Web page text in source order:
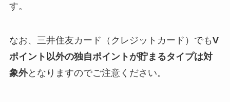
す。
なお、三井住友カード（クレジットカード）でもV
ポイント以外の独自ポイントが貯まるタイプは対
象外となりますのでご注意ください。